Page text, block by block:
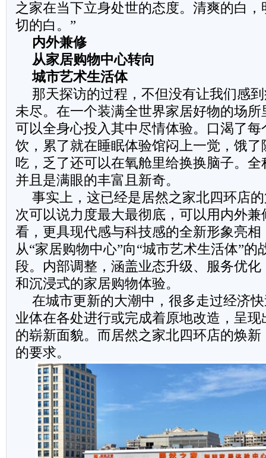
之家在当下立身处世的态度。清爽的白
切的白。”
内外兼修
从家居购物中心转向
城市艺术生活体
那天探访的过程，不但没有让我们感
未尽。在一个装满全世界家居好物的场
可以全身心投入其中尽情体验。口渴了
饮，累了就在睡眠体验馆闷上一觉，饿
吃，乏了还可以在氧舱里给换换脑子。
并且是满眼的丰富且新奇。
事实上，这已经是居然之家北四环店
次可以说力度最大最彻底，可以用内外
看，更具现代感与科技感的全新形象亮
从“家居购物中心”向“城市艺术生活体”的
段。内部调整，涵盖业态升级、服务优
和沉浸式的家居购物体验。
在城市更新的大潮中，很多走过经济
业体在各处进行或完成着原地改造，呈
的崭新面貌。而居然之家北四环店的焕
的要求。